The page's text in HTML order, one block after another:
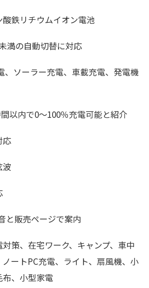
鉄リチウムイオン電池
満の自動切替に対応
、ソーラー充電、車載充電、発電機
以内で0〜100％充電可能と紹介
応
波
と販売ページで案内
策、在宅ワーク、キャンプ、車中
ートPC充電、ライト、扇風機、小
、小型家電